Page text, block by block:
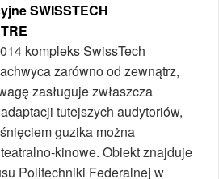
SWISSTECH
kompleks SwissTech
zarówno od zewnątrz,
zasługuje zwłaszcza
tutejszych audytoriów,
guzika można
kinowe. Obiekt znajduje
Politechniki Federalnej w